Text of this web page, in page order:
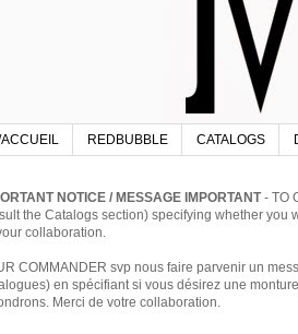
REDBUBBLE CATALOGS
NOTICE / MESSAGE IMPORTANT- TO
the Catalogs section) specifying whether you
collaboration.
COMMANDER svp nous faire parvenir un
en spécifiant si vous désirez une
Merci de votre collaboration.